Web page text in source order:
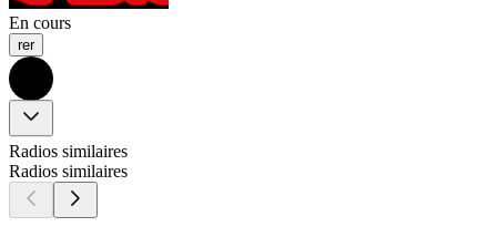
En cours
rer
Radios similaires
Radios similaires